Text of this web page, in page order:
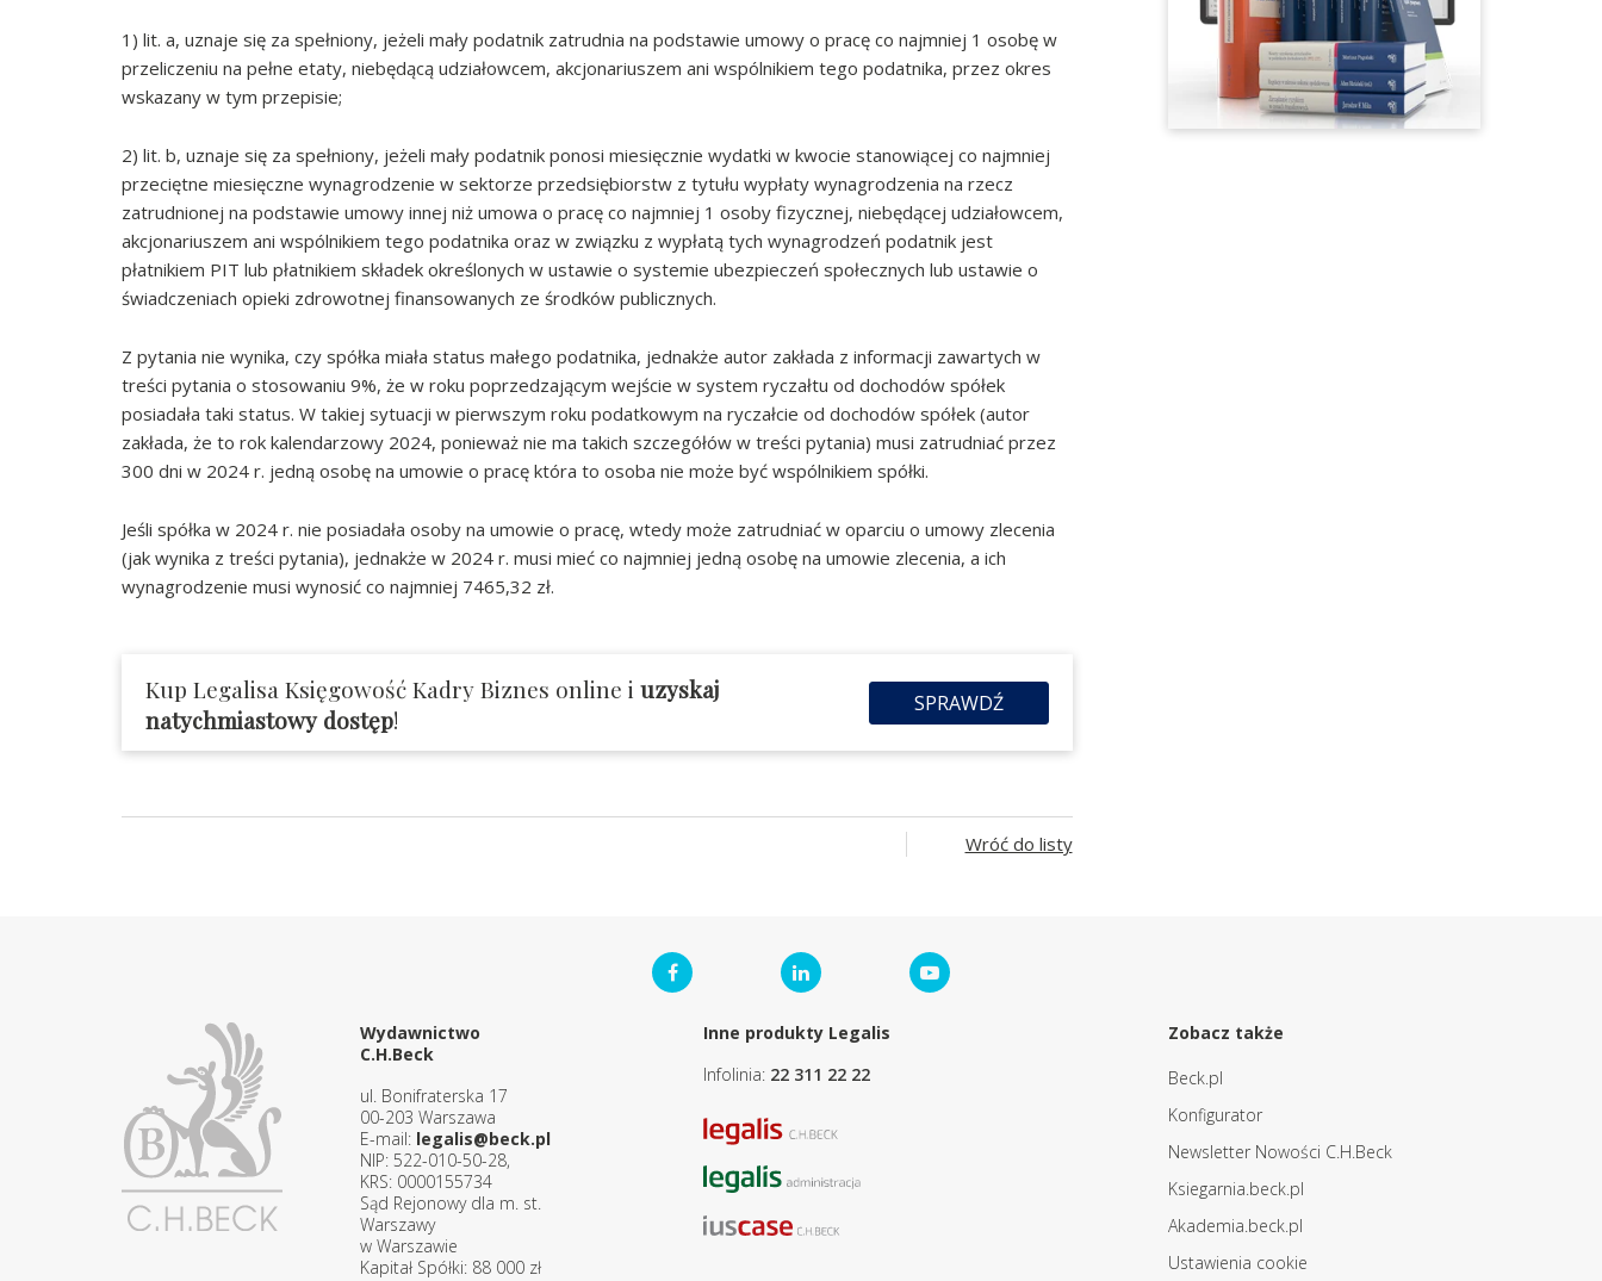
1) lit. a, uznaje się za spełniony, jeżeli mały podatnik zatrudnia na podstawie umowy o pracę co najmniej 1 osobę w
przeliczeniu na pełne etaty, niebędącą udziałowcem, akcjonariuszem ani wspólnikiem tego podatnika, przez okres
wskazany w tym przepisie;
2) lit. b, uznaje się za spełniony, jeżeli mały podatnik ponosi miesięcznie wydatki w kwocie stanowiącej co najmniej
przeciętne miesięczne wynagrodzenie w sektorze przedsiębiorstw z tytułu wypłaty wynagrodzenia na rzecz
zatrudnionej na podstawie umowy innej niż umowa o pracę co najmniej 1 osoby fizycznej, niebędącej udziałowcem,
akcjonariuszem ani wspólnikiem tego podatnika oraz w związku z wypłatą tych wynagrodzeń podatnik jest
płatnikiem PIT lub płatnikiem składek określonych w ustawie o systemie ubezpieczeń społecznych lub ustawie o
świadczeniach opieki zdrowotnej finansowanych ze środków publicznych.
Z pytania nie wynika, czy spółka miała status małego podatnika, jednakże autor zakłada z informacji zawartych w
treści pytania o stosowaniu 9%, że w roku poprzedzającym wejście w system ryczałtu od dochodów spółek
posiadała taki status. W takiej sytuacji w pierwszym roku podatkowym na ryczałcie od dochodów spółek (autor
zakłada, że to rok kalendarzowy 2024, ponieważ nie ma takich szczegółów w treści pytania) musi zatrudniać przez
300 dni w 2024 r. jedną osobę na umowie o pracę która to osoba nie może być wspólnikiem spółki.
Jeśli spółka w 2024 r. nie posiadała osoby na umowie o pracę, wtedy może zatrudniać w oparciu o umowy zlecenia
(jak wynika z treści pytania), jednakże w 2024 r. musi mieć co najmniej jedną osobę na umowie zlecenia, a ich
wynagrodzenie musi wynosić co najmniej 7465,32 zł.
Kup Legalisa Księgowość Kadry Biznes online i uzyskaj
natychmiastowy dostęp!
SPRAWDŹ
Wróć do listy
Wydawnictwo
C.H.Beck
ul. Bonifraterska 17
00-203 Warszawa
E-mail: legalis@beck.pl
NIP: 522-010-50-28,
KRS: 0000155734
Sąd Rejonowy dla m. st.
Warszawy
w Warszawie
Kapitał Spółki: 88 000 zł
Inne produkty Legalis
Infolinia: 22 311 22 22
Zobacz także
Beck.pl
Konfigurator
Newsletter Nowości C.H.Beck
Ksiegarnia.beck.pl
Akademia.beck.pl
Ustawienia cookie